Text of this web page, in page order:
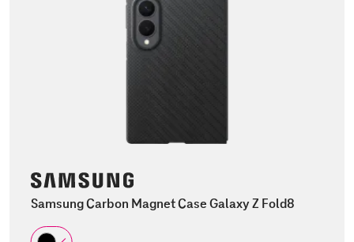
Samsung Carbon Magnet Case Galaxy Z Fold8